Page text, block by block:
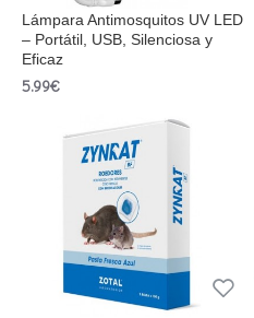
Lámpara Antimosquitos UV LED
– Portátil, USB, Silenciosa y
Eficaz
5.99€